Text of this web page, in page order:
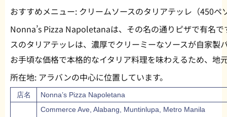
おすすめメニュー: クリームソースのタリアテッレ（450ペ
Nonna’s Pizza Napoletanaは、その名の通りピザで有名
スのタリアテッレは、濃厚でクリーミーなソースが自家製
お手頃な価格で本格的なイタリア料理を味わえるため、地
所在地: アラバンの中心に位置しています。
店名 Nonna’s Pizza Napoletana
Commerce Ave, Alabang, Muntinlupa, Metro Manila